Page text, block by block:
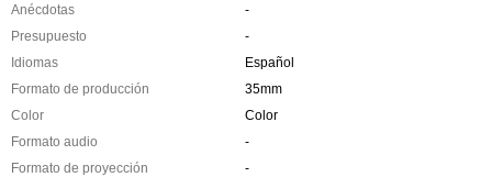
Anécdotas
-
Presupuesto
-
Idiomas
Español
Formato de producción
35mm
Color
Color
Formato audio
-
Formato de proyección
-